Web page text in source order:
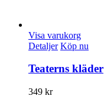
Visa varukorg
Detaljer Köp nu
Teaterns kläder
349 kr